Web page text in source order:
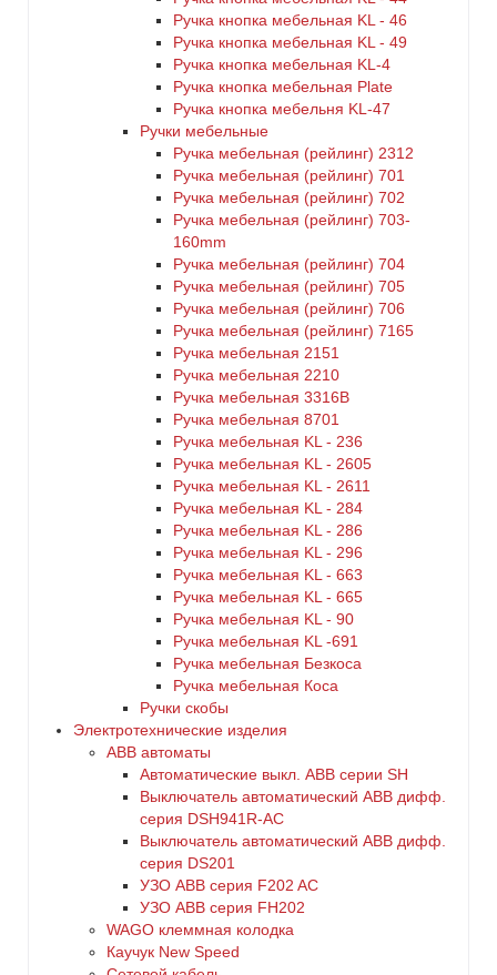
Ручка кнопка мебельная KL - 46
Ручка кнопка мебельная KL - 49
Ручка кнопка мебельная KL-4
Ручка кнопка мебельная Plate
Ручка кнопка мебельня KL-47
Ручки мебельные
Ручка мебельная (рейлинг) 2312
Ручка мебельная (рейлинг) 701
Ручка мебельная (рейлинг) 702
Ручка мебельная (рейлинг) 703-
160mm
Ручка мебельная (рейлинг) 704
Ручка мебельная (рейлинг) 705
Ручка мебельная (рейлинг) 706
Ручка мебельная (рейлинг) 7165
Ручка мебельная 2151
Ручка мебельная 2210
Ручка мебельная 3316B
Ручка мебельная 8701
Ручка мебельная KL - 236
Ручка мебельная KL - 2605
Ручка мебельная KL - 2611
Ручка мебельная KL - 284
Ручка мебельная KL - 286
Ручка мебельная KL - 296
Ручка мебельная KL - 663
Ручка мебельная KL - 665
Ручка мебельная KL - 90
Ручка мебельная KL -691
Ручка мебельная Безкоса
Ручка мебельная Коса
Ручки скобы
Электротехнические изделия
ABB автоматы
Автоматические выкл. ABB серии SH
Выключатель автоматический ABB дифф.
серия DSH941R-AC
Выключатель автоматический АВВ дифф.
серия DS201
УЗО ABB серия F202 AC
УЗО АВВ серия FH202
WAGO клеммная колодка
Каучук New Speed